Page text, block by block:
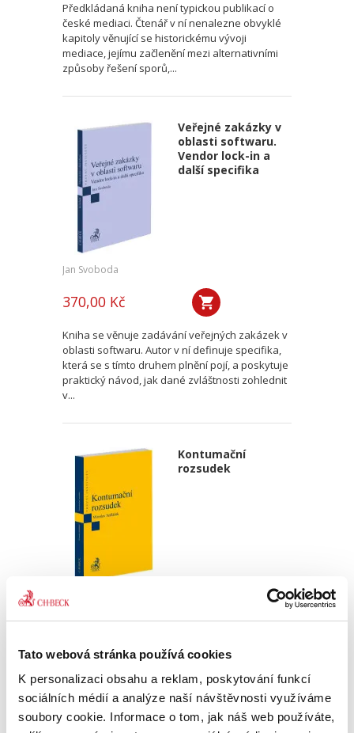
Tato webová stránka používá cookies
K personalizaci obsahu a reklam, poskytování funkcí
sociálních médií a analýze naší návštěvnosti využíváme
soubory cookie. Informace o tom, jak náš web používáte,
Předkládaná kniha není typickou publikací o
české mediaci. Čtenář v ní nenalezne obvyklé
kapitoly věnující se historickému vývoji
mediace, jejímu začlenění mezi alternativními
způsoby řešení sporů,...
Veřejné zakázky v
oblasti softwaru.
Vendor lock-in a
další specifika
Jan Svoboda
370,00 Kč
Kniha se věnuje zadávání veřejných zakázek v
oblasti softwaru. Autor v ní definuje specifika,
která se s tímto druhem plnění pojí, a poskytuje
praktický návod, jak dané zvláštnosti zohlednit
v...
Kontumační
rozsudek
Miroslav Sedláček,
Publikace podrobně zkoumá rozsudek pro
zmeškání jako klasický institut civilního
sporného řízení. Autor postupně rozebírá
podmínky jeho vydání, právní důsledky i
možnosti obrany proti němu, přičemž...